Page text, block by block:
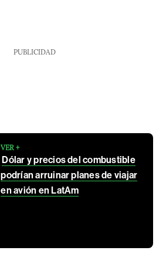
PUBLICIDAD
VER +
Dólar y precios del combustible
podrían arruinar planes de viajar
en avión en LatAm